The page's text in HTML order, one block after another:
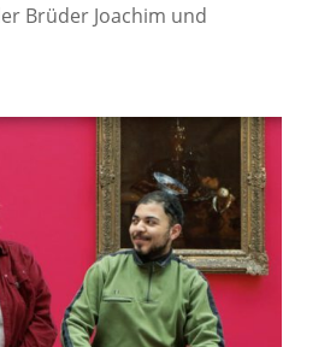
Brüder Joachim und